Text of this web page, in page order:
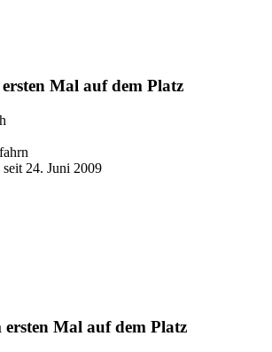
Mal auf dem Platz
24. Juni 2009
ersten Mal auf dem Platz